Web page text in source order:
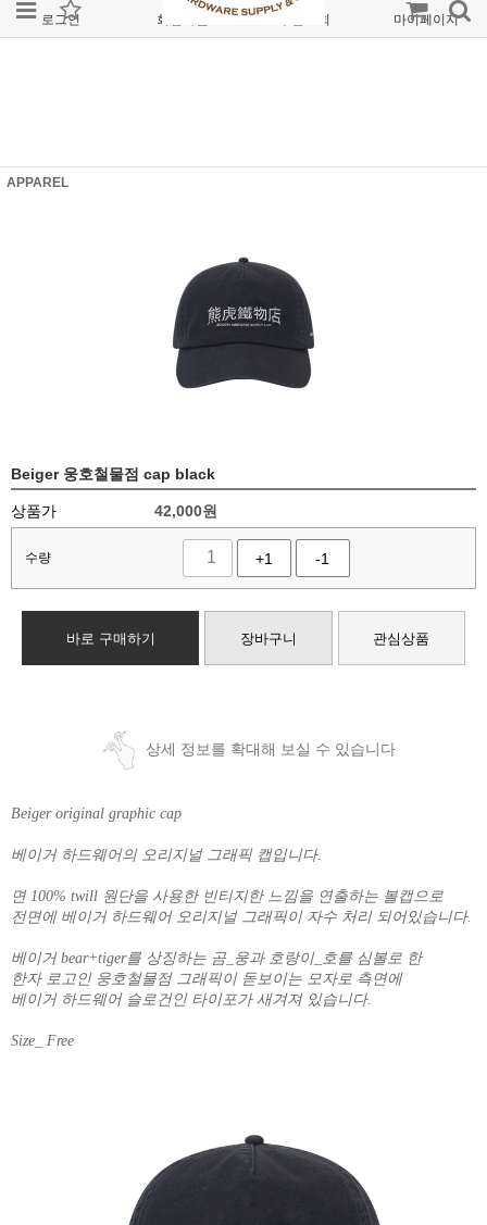
로그인 회원가입 주문조회 마이페이지
APPAREL
Beiger 웅호철물점 cap black
상품가 42,000원
수량 +1 -1
바로 구매하기 장바구니 관심상품
상세 정보를 확대해 보실 수 있습니다
Beiger original graphic cap
베이거 하드웨어의 오리지널 그래픽 캡입니다.
면 100% twill 원단을 사용한 빈티지한 느낌을 연출하는 볼캡으로
전면에 베이거 하드웨어 오리지널 그래픽이 자수 처리 되어있습니다.
베이거 bear+tiger를 상징하는 곰_웅과 호랑이_호를 심볼로 한
한자 로고인 웅호철물점 그래픽이 돋보이는 모자로 측면에
베이거 하드웨어 슬로건인 타이포가 새겨져 있습니다.
Size_ Free